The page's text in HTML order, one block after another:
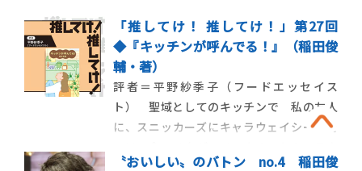
「推してけ！ 推してけ！」第27回
◆『キッチンが呼んでる！』（稲田俊
輔・著）
評者＝平野紗季子（フードエッセイス
ト） 聖域としてのキッチンで 私の友人
に、スニッカーズにキャラウェイシードを
ェイはピーナッツと合うのだという。彼女
〝おいしい〟のバトン no.4 稲田俊